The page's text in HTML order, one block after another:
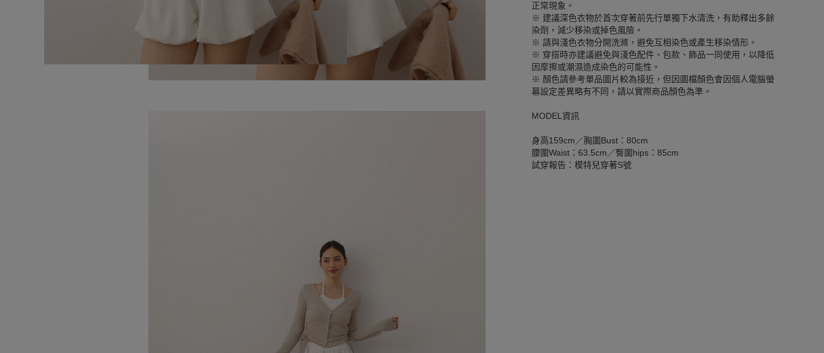
正常現象。
※ 建議深色衣物於首次穿著前先行單獨下水清洗，有助釋出多餘
染劑，減少移染或掉色風險。
※ 請與淺色衣物分開洗滌，避免互相染色或產生移染情形。
※ 穿搭時亦建議避免與淺色配件、包款、飾品一同使用，以降低
因摩擦或潮濕造成染色的可能性。
※ 顏色請參考單品圖片較為接近，但因圖檔顏色會因個人電腦螢
幕設定差異略有不同，請以實際商品顏色為準。
MODEL資訊
身高159cm／胸圍Bust：80cm
腰圍Waist：63.5cm／臀圍hips：85cm
試穿報告：模特兒穿著S號